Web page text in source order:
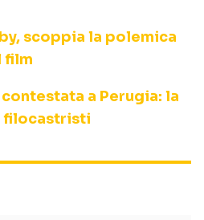
scoppia la polemica
film
contestata a Perugia: la
filocastristi